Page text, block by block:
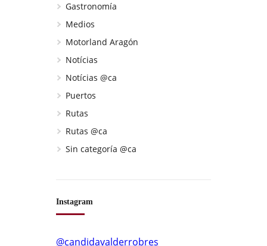
Gastronomía
Medios
Motorland Aragón
Notícias
Notícias @ca
Puertos
Rutas
Rutas @ca
Sin categoría @ca
Instagram
@candidavalderrobres